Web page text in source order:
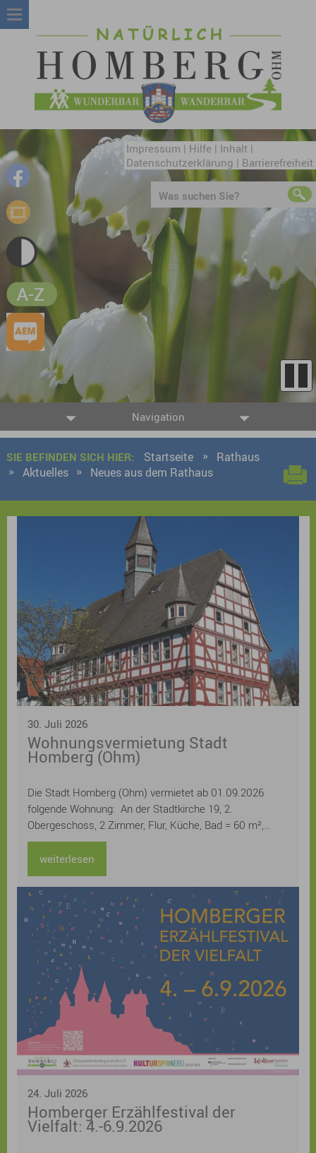
Impressum | Hilfe | Inhalt|
Datenschutzerklärung | Barrierefreiheit
Was suchen Sie?
Navigation
SIE BEFINDEN SICH HIER: Startseite
Rathaus
Aktuelles
Neues aus dem Rathaus
9 Ergebnisse gefunden
30. Juli 2026
Wohnungsvermietung Stadt
Homberg (Ohm)
Die Stadt Homberg (Ohm) vermietet ab 01.09.2026
folgende Wohnung: An der Stadtkirche 19, 2.
Obergeschoss, 2 Zimmer, Flur, Küche, Bad = 60 m²,
weiterlesen
24. Juli 2026
Homberger Erzählfestival der
Vielfalt: 4.-6.9.2026